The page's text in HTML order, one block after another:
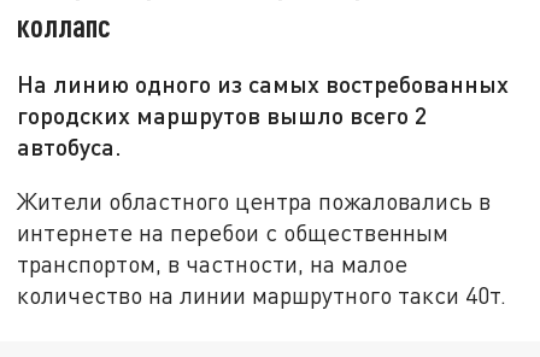
коллапс
На линию одного из самых востребованных
городских маршрутов вышло всего 2
автобуса.
Жители областного центра пожаловались в
интернете на перебои с общественным
транспортом, в частности, на малое
количество на линии маршрутного такси 40т.